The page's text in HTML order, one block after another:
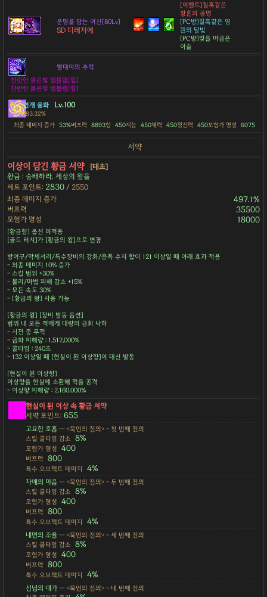
운명을 담는 여신[80Lv]
SD 디레지에
[이벤트]칠흑같은
황혼의 공명
[PC방]칠흑같은 영
원의 달빛
[PC방]빛을 머금은
이슬
열대야의 추억
찬란한 붉은빛 엠블렘[힘]
찬란한 붉은빛 엠블렘[힘]
안개 융화
Lv.100
83.32%
최종 데미지 증가 53%버프력 8893힘 450지능 450체력 450정신력 450모험가 명성 6075
서약
이상이 담긴 황금 서약
[태초]
황금 : 숭배하라, 세상의 왕을
세트 포인트: 2830 / 2550
최종 데미지 증가
497.1%
버프력 35500
모험가 명성 18000
[황금향] 옵션 미적용
[골드 러시]가 [황금의 왕]으로 변경
방어구/악세서리/특수장비의 강화/증폭 수치 합이 121 이상일 때 아래 효과 적용
- 최종 데미지 10% 증가
- 스킬 범위 +30%
- 물리/마법 피해 감소 +15%
- 모든 속도 30%
- [황금의 왕] 사용 가능
[황금의 왕] [장비 발동 옵션]
범위 내 모든 적에게 대량의 금화 낙하
- 시전 중 무적
- 금화 피해량 : 1,512,000%
- 쿨타임 : 240초
- 132 이상일 때 [현실이 된 이상향]이 대신 발동
[현실이 된 이상향]
이상향을 현실에 소환해 적을 공격
- 이상향 피해량 : 2,160,000%
현실이 된 이상 속 황금 서약
서약 포인트:655
고요한 호흡— <묵언의 진의> - 첫 번째 진의
스킬 쿨타임 감소
8%
모험가 명성 400
버프력 800
특수 오브젝트 데미지 4%
자애의 마음— <묵언의 진의> - 두 번째 진의
스킬 쿨타임 감소
8%
모험가 명성 400
버프력 800
특수 오브젝트 데미지 4%
내면의 조율— <묵언의 진의> - 세 번째 진의
스킬 쿨타임 감소
8%
모험가 명성 400
버프력 800
특수 오브젝트 데미지 4%
신념의 대가— <묵언의 진의> - 네 번째 진의